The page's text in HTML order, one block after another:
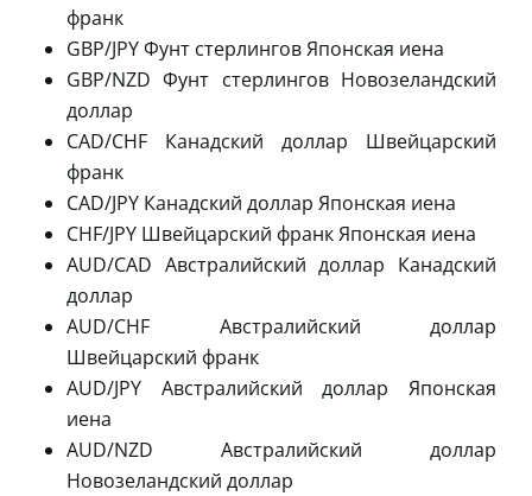
франк
GBP/JPY Фунт стерлингов Японская иена
GBP/NZD Фунт стерлингов Новозеландский
доллар
CAD/CHF Канадский доллар Швейцарский
франк
CAD/JPY Канадский доллар Японская иена
CHF/JPY Швейцарский франк Японская иена
AUD/CAD Австралийский доллар Канадский
доллар
AUD/CHF Австралийский доллар
Швейцарский франк
AUD/JPY Австралийский доллар Японская
иена
AUD/NZD Австралийский доллар
Новозеландский доллар